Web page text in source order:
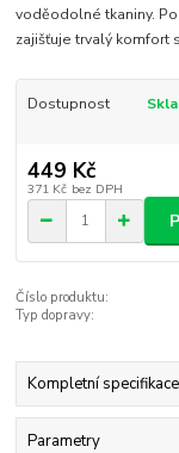
voděodolné tkaniny.
zajišťuje trvalý komfort
Dostupnost
449 Kč
371 Kč bez DPH
Číslo produktu:
Typ dopravy:
Kompletní specifikace
Parametry